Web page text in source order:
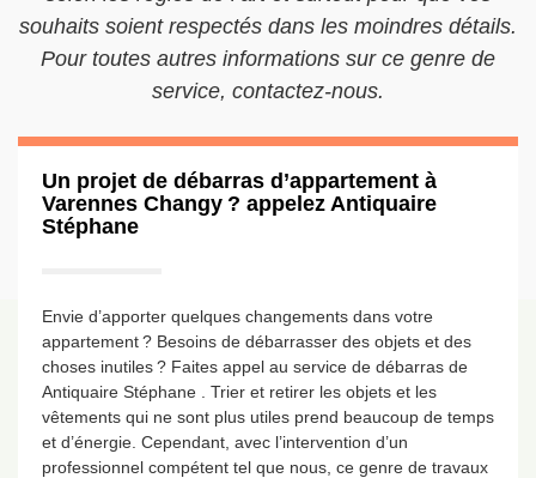
souhaits soient respectés dans les moindres détails.
Pour toutes autres informations sur ce genre de
service, contactez-nous.
Un projet de débarras d’appartement à
Varennes Changy ? appelez Antiquaire
Stéphane
Envie d’apporter quelques changements dans votre
appartement ? Besoins de débarrasser des objets et des
choses inutiles ? Faites appel au service de débarras de
Antiquaire Stéphane . Trier et retirer les objets et les
vêtements qui ne sont plus utiles prend beaucoup de temps
et d’énergie. Cependant, avec l’intervention d’un
professionnel compétent tel que nous, ce genre de travaux